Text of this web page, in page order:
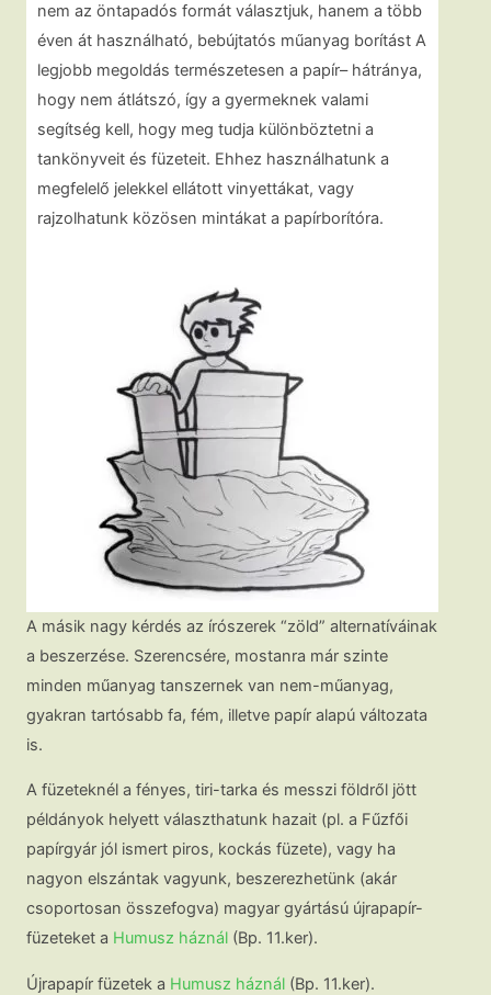
nem az öntapadós formát választjuk, hanem a több
éven át használható, bebújtatós műanyag borítást A
legjobb megoldás természetesen a papír– hátránya,
hogy nem átlátszó, így a gyermeknek valami
segítség kell, hogy meg tudja különböztetni a
tankönyveit és füzeteit. Ehhez használhatunk a
megfelelő jelekkel ellátott vinyettákat, vagy
rajzolhatunk közösen mintákat a papírborítóra.
A másik nagy kérdés az írószerek “zöld” alternatíváinak
a beszerzése. Szerencsére, mostanra már szinte
minden műanyag tanszernek van nem-műanyag,
gyakran tartósabb fa, fém, illetve papír alapú változata
is.
A füzeteknél a fényes, tiri-tarka és messzi földről jött
példányok helyett választhatunk hazait (pl. a Fűzfői
papírgyár jól ismert piros, kockás füzete), vagy ha
nagyon elszántak vagyunk, beszerezhetünk (akár
csoportosan összefogva) magyar gyártású újrapapír-
füzeteket a Humusz háznál (Bp. 11.ker).
Újrapapír füzetek a Humusz háznál (Bp. 11.ker).